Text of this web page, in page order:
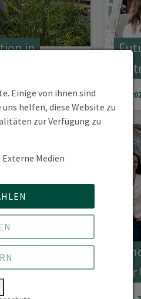
in
Areas
seit
Einige von ihnen sind
helfen, diese Website zu
zur Verfügung zu
Externe Medien